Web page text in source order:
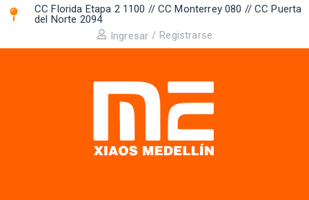
CC Florida Etapa 2 1100 // CC Monterrey 080 // CC Puerta
del Norte 2094 ​
Ingresar / Registrarse